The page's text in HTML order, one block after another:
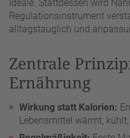
Ideale. Stattdessen wird
Regulationsinstrument
alltagstauglich und
Zentrale
Ernährung
Wirkung statt Kalorien:
Lebensmittel wärmt,